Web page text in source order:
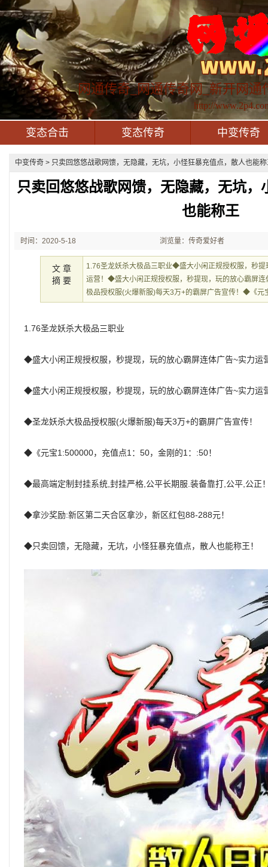
网通传奇_网通传奇网_新开网通
http://
变态合击 变态传奇 中变传奇
中变传奇 > 只卖回悠悠战歌网馈，无隐藏，无坑，小怪狂暴充值点，散人也能
只卖回悠悠战歌网馈，无隐藏，无坑，
也能称王
时间：2020-5-18
1:07:37
浏览量：传奇爱好者
文 章
摘 要
1.76圣龙妖杀大极品三职业◆盛大小闲正规授权服，秒
运营！◆盛大小闲正规授权服，秒提现，玩的放心霸屏
极品授权服(火爆新服)每天3万+的霸屏广告宣传！◆《元
1.76圣龙妖杀大极品三职业
◆盛大小闲正规授权服，秒提现，玩的放心霸屏连体广告~实力运
◆盛大小闲正规授权服，秒提现，玩的放心霸屏连体广告~实力运
◆圣龙妖杀大极品授权服(火爆新服)每天3万+的霸屏广告宣传！
◆《元宝1:500000，充值点1：50，金刚的1：:50！
◆最高端定制封挂系统,封挂严格,公平长期服.装备靠打,公平,公正
◆拿沙奖励:新区第二天合区拿沙，新区红包88-288元！
◆只卖回馈，无隐藏，无坑，小怪狂暴充值点，散人也能称王！